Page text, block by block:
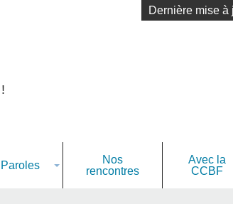
Dernière mise
!
Paroles
Nos
rencontres
Avec la
CCBF